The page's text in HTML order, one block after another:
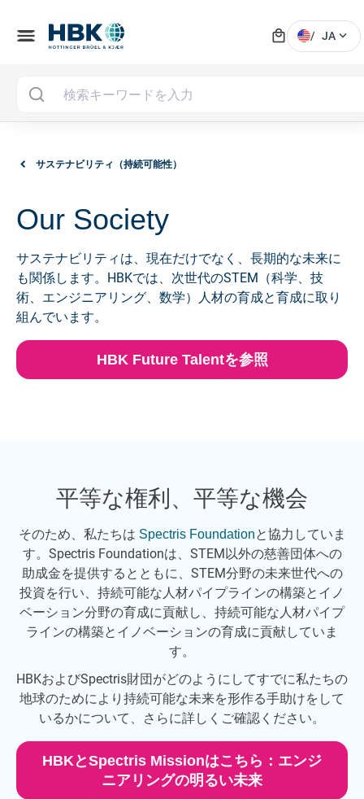
menu local_mall / JA expand_more
サステナビリティ（持続可能性）
Our Society
サステナビリティは、現在だけでなく、長期的な未来に
も関係します。HBKでは、次世代のSTEM（科学、技
術、エンジニアリング、数学）人材の育成と育成に取り
組んでいます。
HBK Future Talentを参照
平等な権利、平等な機会
そのため、私たちは Spectris Foundationと協力していま
す。Spectris Foundationは、STEM以外の慈善団体への
助成金を提供するとともに、STEM分野の未来世代への
投資を行い、持続可能な人材パイプラインの構築とイノ
ベーション分野の育成に貢献し、持続可能な人材パイプ
ラインの構築とイノベーションの育成に貢献していま
す。
HBKおよびSpectris財団がどのようにしてすでに私たちの
地球のためにより持続可能な未来を形作る手助けをして
いるかについて、さらに詳しくご確認ください。
HBKとSpectris Missionはこちら：エンジ
ニアリングの明るい未来